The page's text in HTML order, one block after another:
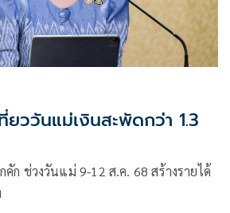
ววันแม่เงินสะพัดกว่า 1.3
ก ช่วงวันแม่ 9-12 ส.ค. 68 สร้างรายได้